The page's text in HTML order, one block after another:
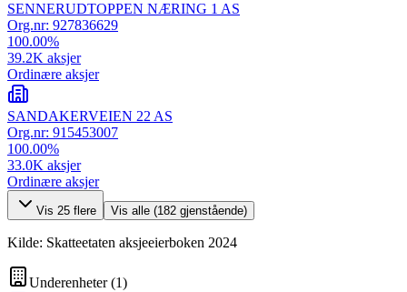
SENNERUDTOPPEN NÆRING 1 AS
Org.nr: 927836629
100.00%
39.2K aksjer
Ordinære aksjer
SANDAKERVEIEN 22 AS
Org.nr: 915453007
100.00%
33.0K aksjer
Ordinære aksjer
Vis 25 flere Vis alle (182 gjenstående)
Kilde: Skatteetaten aksjeeierboken 2024
Underenheter(1)